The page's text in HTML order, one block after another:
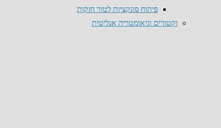
פיתוח פונקציות לטור חזקות
וקטורים וגיאומטריה אנליטית